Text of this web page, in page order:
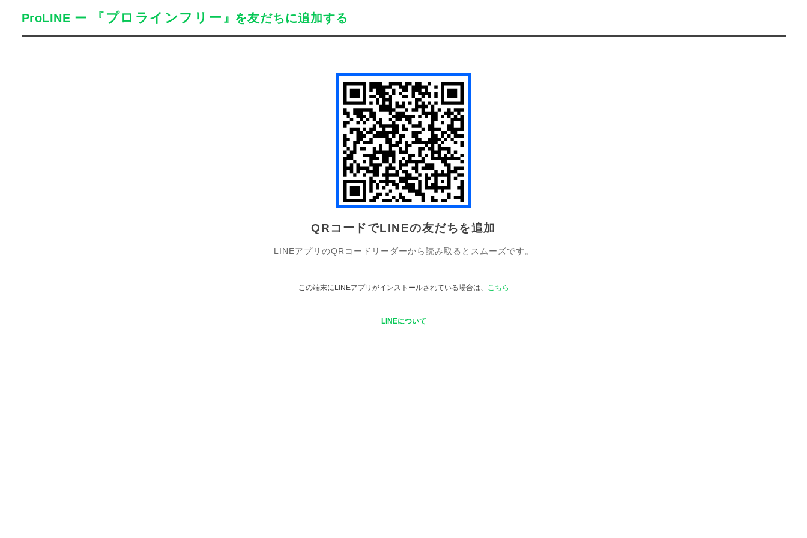
ProLINE ー 『プロラインフリー』を友だちに追加する
QRコードでLINEの友だちを追加
LINEアプリのQRコードリーダーから読み取るとスムーズです。
この端末にLINEアプリがインストールされている場合は、 こちら
LINEについて